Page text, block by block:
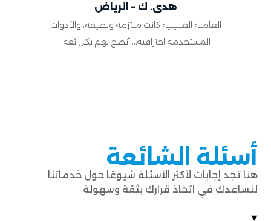
هدى. ك – الرياض
العاملة الفلبينية كانت ملتزمة ونظيفة، والأدوات
المستخدمة احترافية… أنصح بهم بكل ثقة.
أسئلة الشائعة
هنا تجد إجابات لأكثر الأسئلة شيوعًا حول خدماتنا
لنساعدك في اتخاذ قرارك بثقة وسهولة